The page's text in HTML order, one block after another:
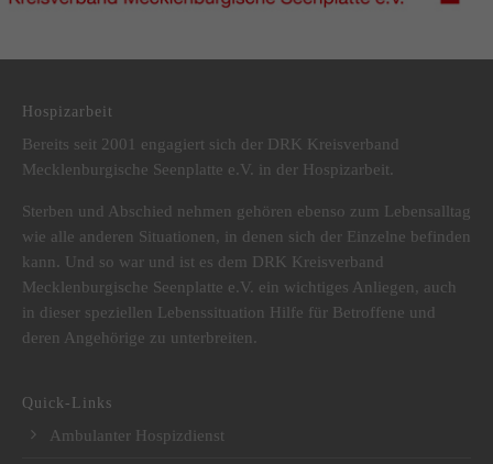
Hospizarbeit
Bereits seit 2001 engagiert sich der DRK Kreisverband
Mecklenburgische Seenplatte e.V. in der Hospizarbeit.
Sterben und Abschied nehmen gehören ebenso zum Lebensalltag
wie alle anderen Situationen, in denen sich der Einzelne befinden
kann. Und so war und ist es dem DRK Kreisverband
Mecklenburgische Seenplatte e.V. ein wichtiges Anliegen, auch
in dieser speziellen Lebenssituation Hilfe für Betroffene und
deren Angehörige zu unterbreiten.
Quick-Links
Ambulanter Hospizdienst